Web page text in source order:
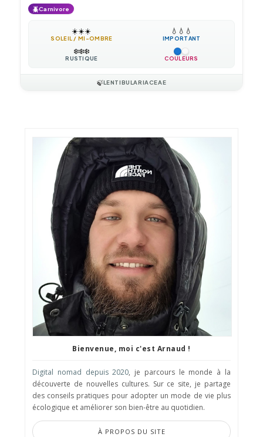
🪲Carnivore
☀️☀️☀️
SOLEIL / MI-OMBRE
💧 💧 💧
IMPORTANT
❄️❄️❄️
RUSTIQUE COULEURS
🍃LENTIBULARIACEAE
Bienvenue, moi c'est Arnaud !
Digital nomad depuis 2020, je parcours le monde à la
découverte de nouvelles cultures. Sur ce site, je partage
des conseils pratiques pour adopter un mode de vie plus
écologique et améliorer son bien-être au quotidien.
À PROPOS DU SITE